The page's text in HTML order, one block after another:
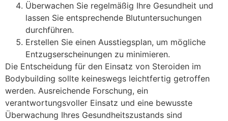
Überwachen Sie regelmäßig Ihre Gesundheit und
lassen Sie entsprechende Blutuntersuchungen
durchführen.
Erstellen Sie einen Ausstiegsplan, um mögliche
Entzugserscheinungen zu minimieren.
Die Entscheidung für den Einsatz von Steroiden im
Bodybuilding sollte keineswegs leichtfertig getroffen
werden. Ausreichende Forschung, ein
verantwortungsvoller Einsatz und eine bewusste
Überwachung Ihres Gesundheitszustands sind